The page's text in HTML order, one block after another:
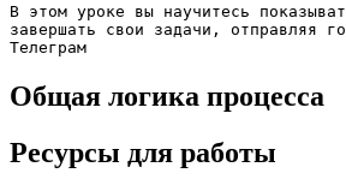
В этом уроке вы научитесь
завершать свои задачи, отправляя
Телеграм
Общая логика процесса
Ресурсы для работы